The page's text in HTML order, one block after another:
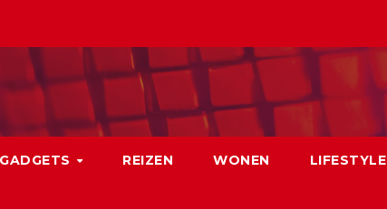
GADGETS REIZEN WONEN LIFESTYLE